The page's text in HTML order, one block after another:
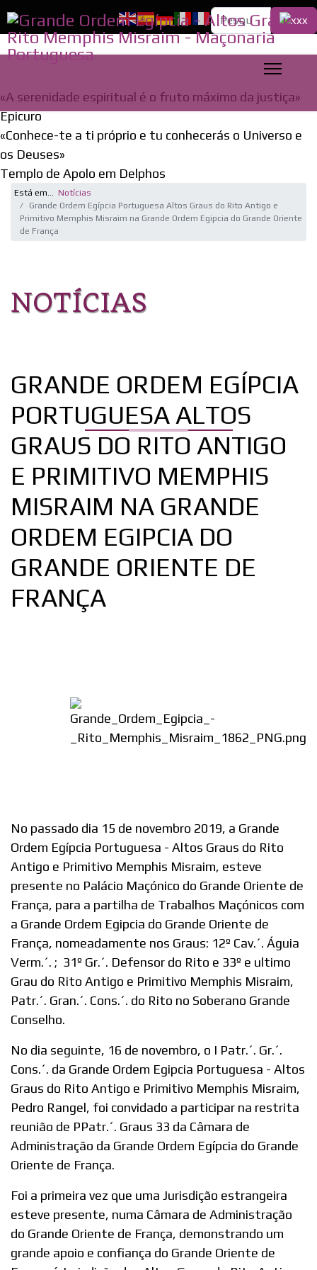
Pesquisa...
«A serenidade espiritual é o fruto máximo da justiça»
Epicuro
«Conhece-te a ti próprio e tu conhecerás o Universo e
os Deuses»
Templo de Apolo em Delphos
Está em... Notícias
Grande Ordem Egípcia Portuguesa Altos Graus do Rito Antigo e
Primitivo Memphis Misraim na Grande Ordem Egipcia do Grande Oriente
de França
NOTÍCIAS
GRANDE ORDEM EGÍPCIA
PORTUGUESA ALTOS
GRAUS DO RITO ANTIGO
E PRIMITIVO MEMPHIS
MISRAIM NA GRANDE
ORDEM EGIPCIA DO
GRANDE ORIENTE DE
FRANÇA
No passado dia 15 de novembro 2019, a Grande
Ordem Egípcia Portuguesa - Altos Graus do Rito
Antigo e Primitivo Memphis Misraim, esteve
presente no Palácio Maçónico do Grande Oriente de
França, para a partilha de Trabalhos Maçónicos com
a Grande Ordem Egipcia do Grande Oriente de
França, nomeadamente nos Graus: 12º Cav.´. Águia
Verm.´. ; 31º Gr.´. Defensor do Rito e 33º e ultimo
Grau do Rito Antigo e Primitivo Memphis Misraim,
Patr.´. Gran.´. Cons.´. do Rito no Soberano Grande
Conselho.
No dia seguinte, 16 de novembro, o I Patr.´. Gr.´.
Cons.´. da Grande Ordem Egipcia Portuguesa - Altos
Graus do Rito Antigo e Primitivo Memphis Misraim,
Pedro Rangel, foi convidado a participar na restrita
reunião de PPatr.´. Graus 33 da Câmara de
Administração da Grande Ordem Egípcia do Grande
Oriente de França.
Foi a primeira vez que uma Jurisdição estrangeira
esteve presente, numa Câmara de Administração
do Grande Oriente de França, demonstrando um
grande apoio e confiança do Grande Oriente de